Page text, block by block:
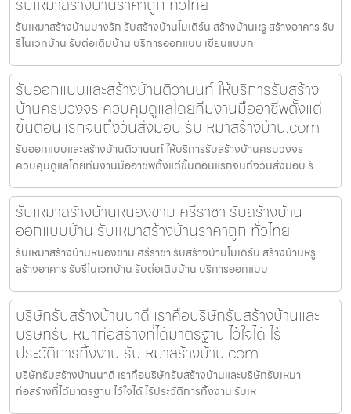
รับเหมาสร้างบ้านบางรัก รับสร้างบ้านโมเดิร์น สร้างบ้านหรู สร้างอาคาร รับ
รีโนเวทบ้าน รับต่อเติมบ้าน บริการออกแบบ เขียนแบบก
รับออกแบบและสร้างบ้านติวานนท์ ให้บริการรับสร้าง
บ้านครบวงจร ควบคุมดูแลโดยทีมงานมืออาชีพตั้งแต่
ขั้นตอนแรกจนถึงวันส่งมอบ รับเหมาสร้างบ้าน.com
รับออกแบบและสร้างบ้านติวานนท์ ให้บริการรับสร้างบ้านครบวงจร
ควบคุมดูแลโดยทีมงานมืออาชีพตั้งแต่ขั้นตอนแรกจนถึงวันส่งมอบ รั
รับเหมาสร้างบ้านหนองขาม ศรีราชา รับสร้างบ้าน
ออกแบบบ้าน รับเหมาสร้างบ้านราคาถูก ทั่วไทย
รับเหมาสร้างบ้านหนองขาม ศรีราชา รับสร้างบ้านโมเดิร์น สร้างบ้านหรู
สร้างอาคาร รับรีโนเวทบ้าน รับต่อเติมบ้าน บริการออกแบบ
บริษัทรับสร้างบ้านนาดี เราคือบริษัทรับสร้างบ้านและ
บริษัทรับเหมาก่อสร้างที่ได้มาตรฐาน ไว้ใจได้ ไร้
ประวัติการทิ้งงาน รับเหมาสร้างบ้าน.com
บริษัทรับสร้างบ้านนาดี เราคือบริษัทรับสร้างบ้านและบริษัทรับเหมา
ก่อสร้างที่ได้มาตรฐาน ไว้ใจได้ ไร้ประวัติการทิ้งงาน รับเห